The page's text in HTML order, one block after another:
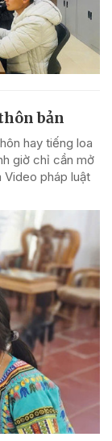
bản
hay tiếng loa
giờ chỉ cần mở
pháp luật